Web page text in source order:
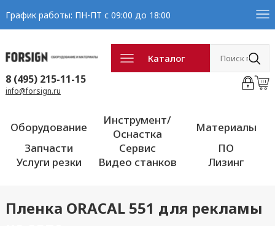
График работы: ПН-ПТ с 09:00 до 18:00
Каталог
8 (495) 215-11-15
info@forsign.ru
Оборудование
Инструмент/
Оснастка
Материалы
Запчасти
Сервис
ПО
Услуги резки
Видео станков Лизинг
Пленка ORACAL 551 для рекламы